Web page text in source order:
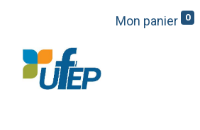
Mon panier 0